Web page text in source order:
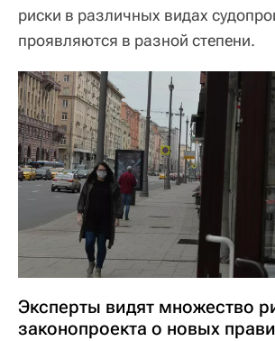
риски в различных видах
проявляются в разной степени.
Эксперты видят множество
законопроекта о новых